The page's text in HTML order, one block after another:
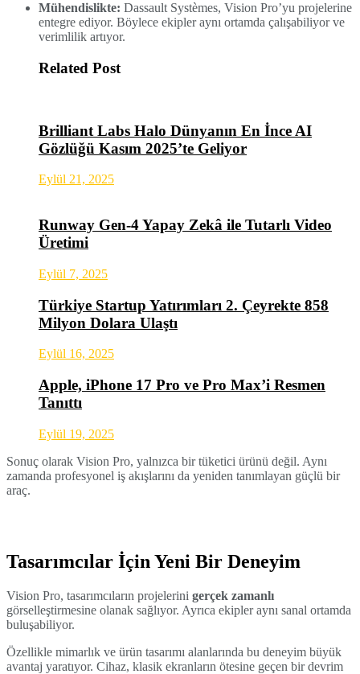
Mühendislikte: Dassault Systèmes, Vision Pro’yu projelerine
entegre ediyor. Böylece ekipler aynı ortamda çalışabiliyor ve
verimlilik artıyor.
Related Post
Brilliant Labs Halo Dünyanın En İnce AI
Gözlüğü Kasım 2025’te Geliyor
Eylül 21, 2025
Runway Gen-4 Yapay Zekâ ile Tutarlı Video
Üretimi
Eylül 7, 2025
Türkiye Startup Yatırımları 2. Çeyrekte 858
Milyon Dolara Ulaştı
Eylül 16, 2025
Apple, iPhone 17 Pro ve Pro Max’i Resmen
Tanıttı
Eylül 19, 2025
Sonuç olarak Vision Pro, yalnızca bir tüketici ürünü değil. Aynı
zamanda profesyonel iş akışlarını da yeniden tanımlayan güçlü bir
araç.
Tasarımcılar İçin Yeni Bir Deneyim
Vision Pro, tasarımcıların projelerini gerçek zamanlı
görselleştirmesine olanak sağlıyor. Ayrıca ekipler aynı sanal ortamda
buluşabiliyor.
Özellikle mimarlık ve ürün tasarımı alanlarında bu deneyim büyük
avantaj yaratıyor. Cihaz, klasik ekranların ötesine geçen bir devrim